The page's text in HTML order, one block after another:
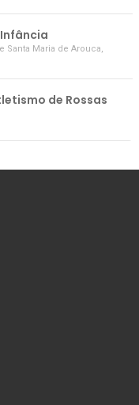
Santa Maria de Arouca,
de Rossas